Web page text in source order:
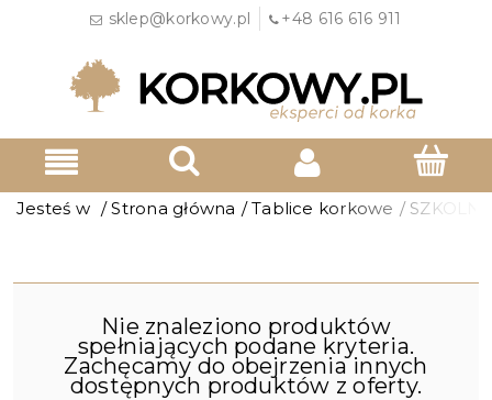
sklep@korkowy.pl +48 616 616 911
Jesteś w / Strona główna / Tablice korkowe / SZKOLNE
Nie znaleziono produktów
spełniających podane kryteria.
Zachęcamy do obejrzenia innych
dostępnych produktów z oferty.